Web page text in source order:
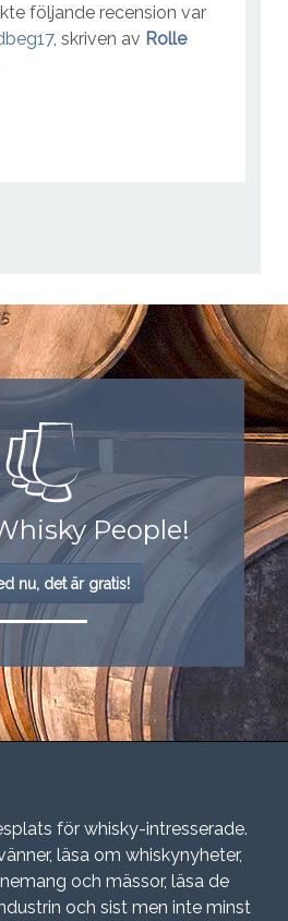
följande recension var
, skriven av Rolle
People!
nu, det är gratis!
för whisky-intresserade.
läsa om whiskynyheter,
och mässor, läsa de
och sist men inte minst